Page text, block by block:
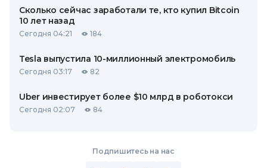
Сколько сейчас заработали те, кто купил Bitcoin
10 лет назад
Сегодня 04:21 184
Tesla выпустила 10-миллионный электромобиль
Сегодня 03:17 82
Uber инвестирует более $10 млрд в роботокси
Сегодня 02:07 84
Подпишитесь на нас